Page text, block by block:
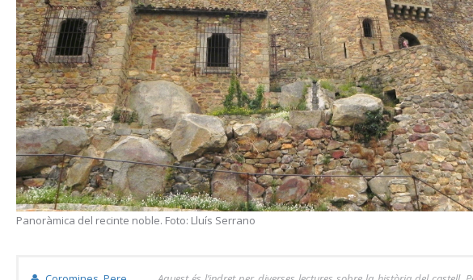
Panoràmica del recinte noble. Foto: Lluís Serrano